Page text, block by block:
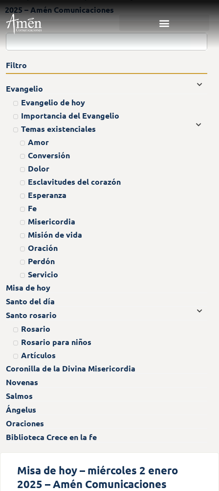
2025 – Amén Comunicaciones
Filtro
Evangelio
Evangelio de hoy
Importancia del Evangelio
Temas existenciales
Amor
Conversión
Dolor
Esclavitudes del corazón
Esperanza
Fe
Misericordia
Misión de vida
Oración
Perdón
Servicio
Misa de hoy
Santo del día
Santo rosario
Rosario
Rosario para niños
Artículos
Coronilla de la Divina Misericordia
Novenas
Salmos
Ángelus
Oraciones
Biblioteca Crece en la fe
Misa de hoy – miércoles 2 enero
2025 – Amén Comunicaciones